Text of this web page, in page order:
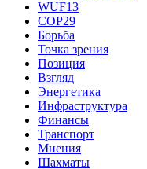
WUF13
COP29
Борьба
Точка зрения
Позиция
Взгляд
Энергетика
Инфраструктура
Финансы
Транспорт
Мнения
Шахматы